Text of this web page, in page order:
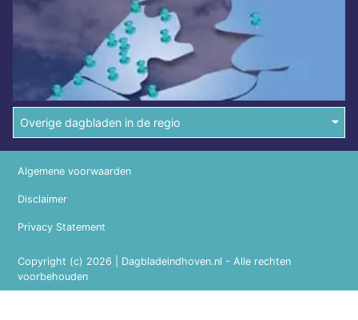
Overige dagbladen in de regio
Copyright (c) 2026 | Dagbladeindhoven.nl - Alle rechten
voorbehouden
Algemene voorwaarden
Disclaimer
Privacy Statement